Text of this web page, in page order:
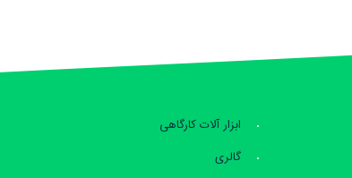
ابزار آلات کارگاهی
گالری